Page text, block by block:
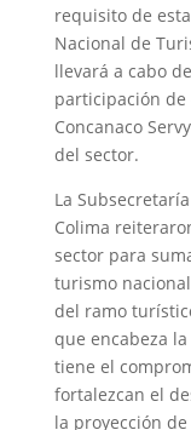
requisito de
Nacional de
llevará a cabo
participación de
Concanaco
del sector.
La
Colima
sector para
turismo
del ramo
que encabeza
tiene el
fortalezcan el
la proyección